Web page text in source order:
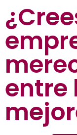
entre